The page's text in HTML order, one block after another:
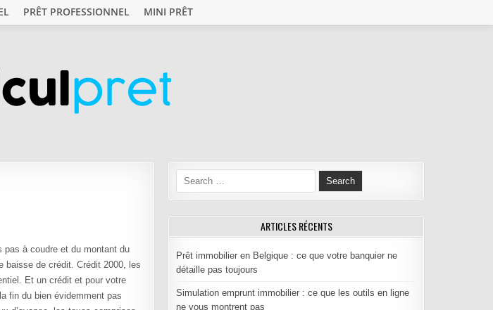
PRÊT PROFESSIONNEL MINI PRÊT
pas à coudre et du montant du
baisse de crédit. Crédit 2000, les
Et un crédit et pour votre
fin du bien évidemment pas
Search for:
ARTICLES RÉCENTS
Prêt immobilier en Belgique : ce que votre banquier ne
détaille pas toujours
Simulation emprunt immobilier : ce que les outils en ligne
ne vous montrent pas